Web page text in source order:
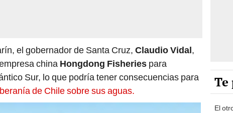
el gobernador de Santa Cruz, Claudio Vidal,
china Hongdong Fisheries para
Sur, lo que podría tener consecuencias para
de Chile sobre sus aguas.
Te
El